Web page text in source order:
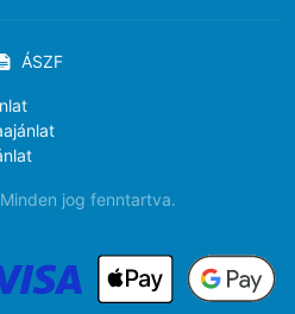
ÁSZF
jog fenntartva.